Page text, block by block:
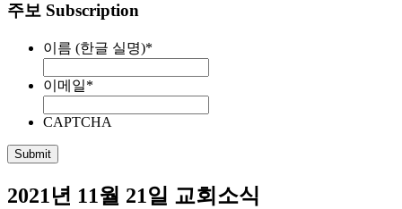
주보 Subscription
이름 (한글 실명)*
이메일*
CAPTCHA
2021년 11월 21일 교회소식